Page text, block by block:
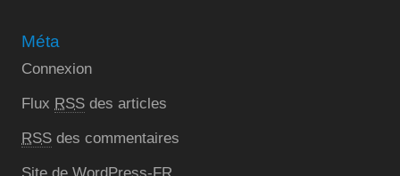
Méta
Connexion
Flux RSS des articles
RSS des commentaires
Site de WordPress-FR